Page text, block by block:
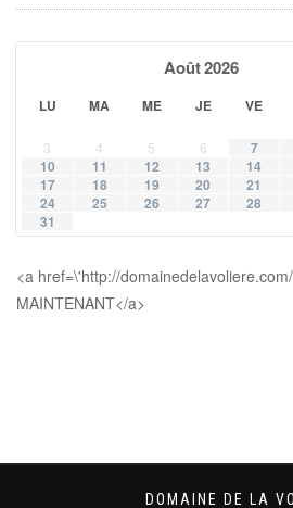
Août2026
LU MA ME JE VE
3
4 5 6 7
10
11 12 13 14
17
18 19 20 21
24
25 26 27 28
31
<a href=\'http://
MAINTENANT</a>
DOMAINE DE LA